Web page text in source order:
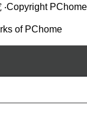
‧Copyright PChome
of PChome